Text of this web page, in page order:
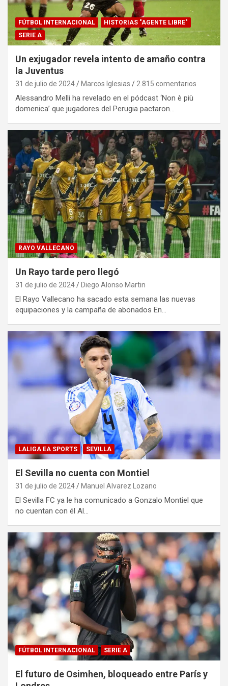
FÚTBOL INTERNACIONAL
HISTORIAS "AGENTE LIBRE"
SERIE A
Un exjugador revela intento de amaño contra
la Juventus
31 de julio de 2024 Marcos Iglesias 2.815 comentarios
Alessandro Melli ha revelado en el pódcast ‘Non è più
domenica’ que jugadores del Perugia pactaron…
RAYO VALLECANO
Un Rayo tarde pero llegó
31 de julio de 2024 Diego Alonso Martin
El Rayo Vallecano ha sacado esta semana las nuevas
equipaciones y la campaña de abonados En…
LALIGA EA SPORTS SEVILLA
El Sevilla no cuenta con Montiel
31 de julio de 2024 Manuel Alvarez Lozano
El Sevilla FC ya le ha comunicado a Gonzalo Montiel que
no cuentan con él Al…
FÚTBOL INTERNACIONAL SERIE A
El futuro de Osimhen, bloqueado entre París y